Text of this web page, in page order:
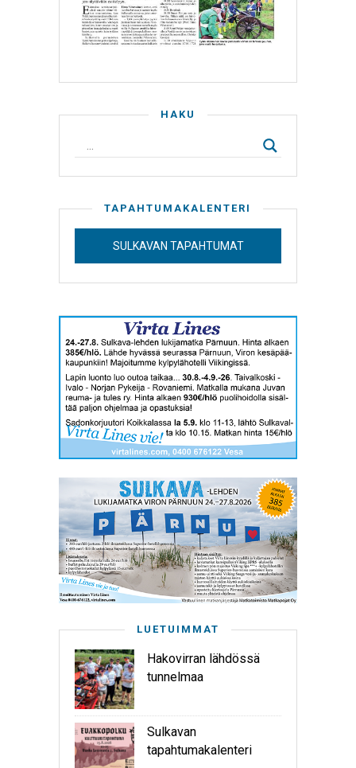
HAKU
TAPAHTUMAKALENTERI
SULKAVAN TAPAHTUMAT
LUETUIMMAT
Hakovirran lähdössä
tunnelmaa
Sulkavan
tapahtumakalenteri